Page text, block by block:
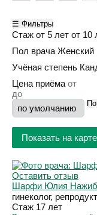
☰ Фильтры
Стаж от 5 лет от 10
Пол врача Женский
Учёная степень
Цена приёма
Показать на карте
Оставить отзыв
Шарфи Юлия
гинеколог,
Стаж 17 лет